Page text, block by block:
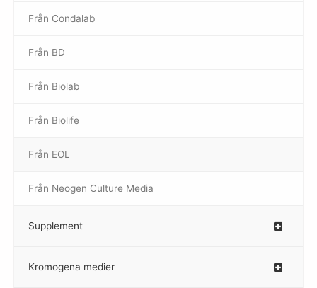
Från Condalab
Från BD
Från Biolab
–
Från Biolife
–
Från EOL
–
Från Neogen Culture Media
–
Supplement
–
Kromogena medier
–